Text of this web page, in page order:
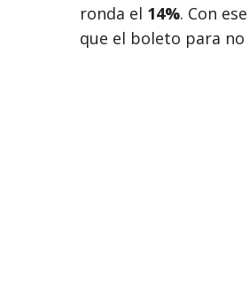
ronda el 14%. Con
que el boleto para